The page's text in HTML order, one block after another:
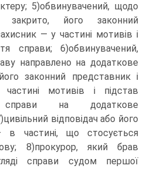
5)обвинувачений, щодо
закрито, його законний
— у частині мотивів і
справи; 6)обвинувачений,
направлено на додаткове
законний представник і
мотивів і підстав
справи на додаткове
відповідач або його
в частині, що стосується
8)прокурор, який брав
справи судом першої